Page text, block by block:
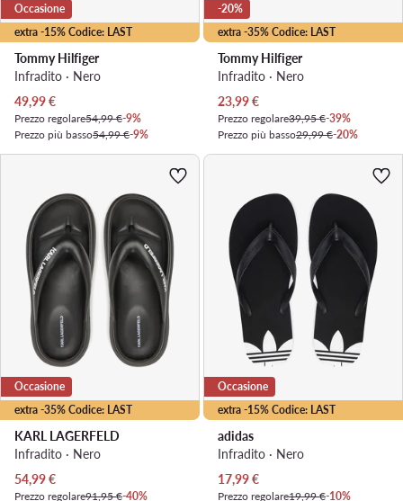
extra -15% Codice: LAST
Occasione
Tommy Hilfiger
Infradito · Nero
Prezzo attuale
49,99€
Prezzo regolare54,99 €-9%
Prezzo più basso54,99 €-9%
extra -35% Codice: LAST
-20%
Tommy Hilfiger
Infradito · Nero
Prezzo attuale
23,99€
Prezzo regolare39,95 €-39%
Prezzo più basso29,99 €-20%
extra -35% Codice: LAST
Occasione
KARL LAGERFELD
Infradito · Nero
Prezzo attuale
54,99€
Prezzo regolare91,95 €-40%
extra -15% Codice: LAST
Occasione
adidas
Infradito · Nero
Prezzo attuale
17,99€
Prezzo regolare19,99 €-10%